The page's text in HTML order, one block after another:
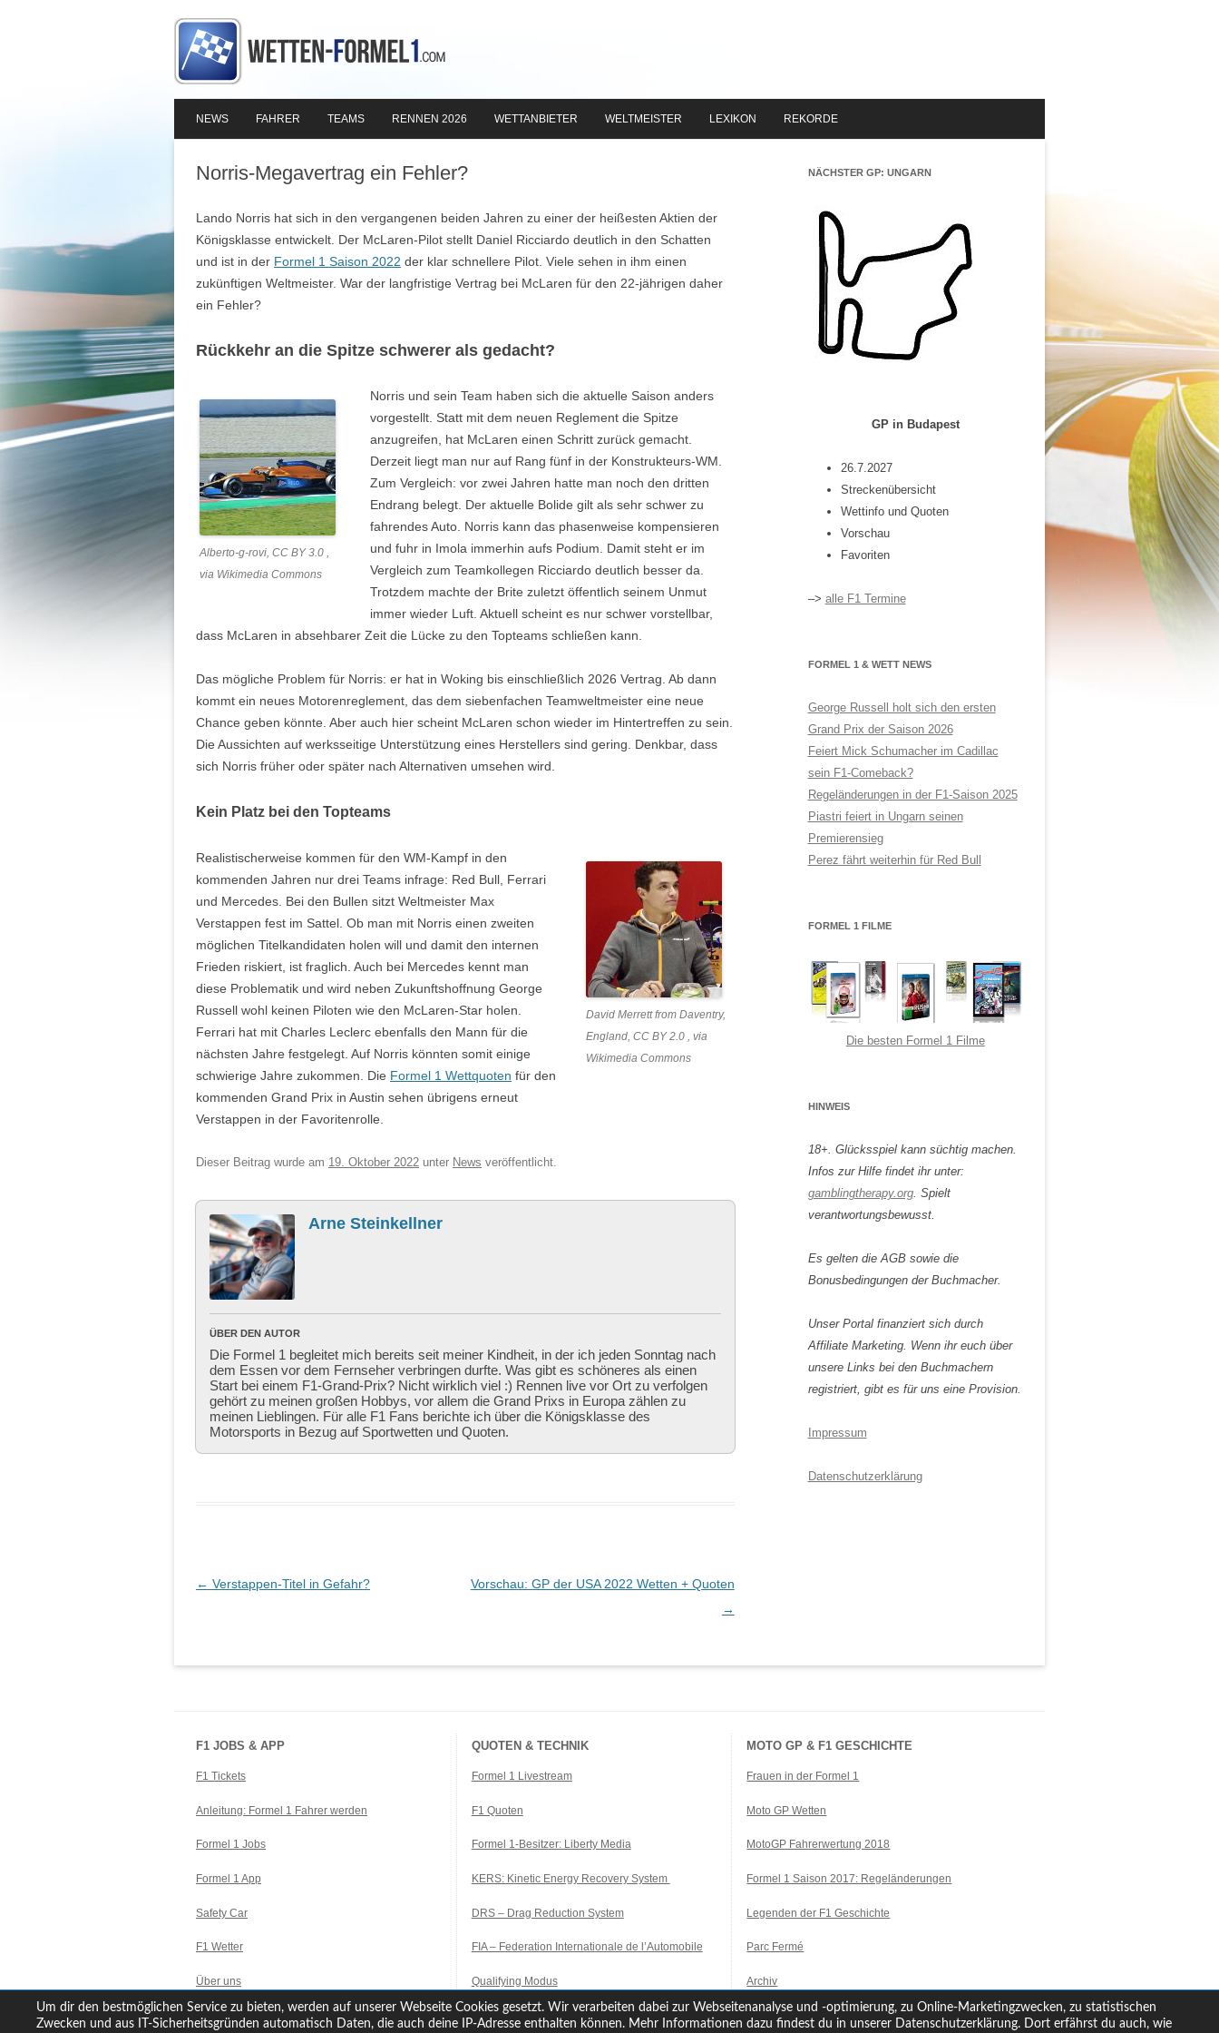
Inhalt
NEWS FAHRER TEAMS RENNEN 2026 WETTANBIETER WELTMEISTER LEXIKON REKORDE
Norris-Megavertrag ein Fehler?
Lando Norris hat sich in den vergangenen beiden Jahren zu einer der heißesten Aktien der
Königsklasse entwickelt. Der McLaren-Pilot stellt Daniel Ricciardo deutlich in den Schatten
und ist in der Formel 1 Saison 2022 der klar schnellere Pilot. Viele sehen in ihm einen
zukünftigen Weltmeister. War der langfristige Vertrag bei McLaren für den 22-jährigen daher
ein Fehler?
Rückkehr an die Spitze schwerer als gedacht?
Alberto-g-rovi, CC BY 3.0 ,
via Wikimedia Commons
Norris und sein Team haben sich die aktuelle Saison anders
vorgestellt. Statt mit dem neuen Reglement die Spitze
anzugreifen, hat McLaren einen Schritt zurück gemacht.
Derzeit liegt man nur auf Rang fünf in der Konstrukteurs-WM.
Zum Vergleich: vor zwei Jahren hatte man noch den dritten
Endrang belegt. Der aktuelle Bolide gilt als sehr schwer zu
fahrendes Auto. Norris kann das phasenweise kompensieren
und fuhr in Imola immerhin aufs Podium. Damit steht er im
Vergleich zum Teamkollegen Ricciardo deutlich besser da.
Trotzdem machte der Brite zuletzt öffentlich seinem Unmut
immer wieder Luft. Aktuell scheint es nur schwer vorstellbar,
dass McLaren in absehbarer Zeit die Lücke zu den Topteams schließen kann.
Das mögliche Problem für Norris: er hat in Woking bis einschließlich 2026 Vertrag. Ab dann
kommt ein neues Motorenreglement, das dem siebenfachen Teamweltmeister eine neue
Chance geben könnte. Aber auch hier scheint McLaren schon wieder im Hintertreffen zu sein.
Die Aussichten auf werksseitige Unterstützung eines Herstellers sind gering. Denkbar, dass
sich Norris früher oder später nach Alternativen umsehen wird.
Kein Platz bei den Topteams
David Merrett from Daventry,
England, CC BY 2.0 , via
Wikimedia Commons
Realistischerweise kommen für den WM-Kampf in den
kommenden Jahren nur drei Teams infrage: Red Bull, Ferrari
und Mercedes. Bei den Bullen sitzt Weltmeister Max
Verstappen fest im Sattel. Ob man mit Norris einen zweiten
möglichen Titelkandidaten holen will und damit den internen
Frieden riskiert, ist fraglich. Auch bei Mercedes kennt man
diese Problematik und wird neben Zukunftshoffnung George
Russell wohl keinen Piloten wie den McLaren-Star holen.
Ferrari hat mit Charles Leclerc ebenfalls den Mann für die
nächsten Jahre festgelegt. Auf Norris könnten somit einige
schwierige Jahre zukommen. Die Formel 1 Wettquoten für den
kommenden Grand Prix in Austin sehen übrigens erneut
Verstappen in der Favoritenrolle.
Dieser Beitrag wurde am 19. Oktober 2022 unter News veröffentlicht.
Arne Steinkellner
ÜBER DEN AUTOR
Die Formel 1 begleitet mich bereits seit meiner Kindheit, in der ich jeden Sonntag nach
dem Essen vor dem Fernseher verbringen durfte. Was gibt es schöneres als einen
Start bei einem F1-Grand-Prix? Nicht wirklich viel :) Rennen live vor Ort zu verfolgen
gehört zu meinen großen Hobbys, vor allem die Grand Prixs in Europa zählen zu
meinen Lieblingen. Für alle F1 Fans berichte ich über die Königsklasse des
Motorsports in Bezug auf Sportwetten und Quoten.
Beitragsnavigation
← Verstappen-Titel in Gefahr?
Vorschau: GP der USA 2022 Wetten + Quoten
→
NÄCHSTER GP: UNGARN
GP in Budapest
26.7.2027
Streckenübersicht
Wettinfo und Quoten
Vorschau
Favoriten
–> alle F1 Termine
FORMEL 1 & WETT NEWS
George Russell holt sich den ersten
Grand Prix der Saison 2026
Feiert Mick Schumacher im Cadillac
sein F1-Comeback?
Regeländerungen in der F1-Saison 2025
Piastri feiert in Ungarn seinen
Premierensieg
Perez fährt weiterhin für Red Bull
FORMEL 1 FILME
Die besten Formel 1 Filme
HINWEIS
18+. Glücksspiel kann süchtig machen.
Infos zur Hilfe findet ihr unter:
gamblingtherapy.org. Spielt
verantwortungsbewusst.
Es gelten die AGB sowie die
Bonusbedingungen der Buchmacher.
Unser Portal finanziert sich durch
Affiliate Marketing. Wenn ihr euch über
unsere Links bei den Buchmachern
registriert, gibt es für uns eine Provision.
Impressum
Datenschutzerklärung
F1 JOBS & APP
F1 Tickets
Anleitung: Formel 1 Fahrer werden
Formel 1 Jobs
Formel 1 App
Safety Car
F1 Wetter
Über uns
Kontakt
QUOTEN & TECHNIK
Formel 1 Livestream
F1 Quoten
Formel 1-Besitzer: Liberty Media
KERS: Kinetic Energy Recovery System
DRS – Drag Reduction System
FIA – Federation Internationale de l’Automobile
Qualifying Modus
MOTO GP & F1 GESCHICHTE
Frauen in der Formel 1
Moto GP Wetten
MotoGP Fahrerwertung 2018
Formel 1 Saison 2017: Regeländerungen
Legenden der F1 Geschichte
Parc Fermé
Archiv
Um dir den bestmöglichen Service zu bieten, werden auf unserer Webseite Cookies gesetzt. Wir verarbeiten dabei zur Webseitenanalyse und -optimierung, zu Online-Marketingzwecken, zu statistischen
Zwecken und aus IT-Sicherheitsgründen automatisch Daten, die auch deine IP-Adresse enthalten können. Mehr Informationen dazu findest du in unserer Datenschutzerklärung. Dort erfährst du auch, wie